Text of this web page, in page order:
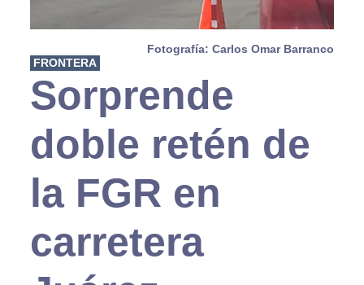
Fotografía: Carlos Omar Barranco
FRONTERA
Sorprende
doble retén de
la FGR en
carretera